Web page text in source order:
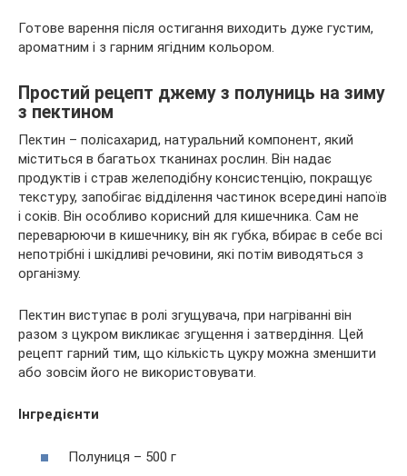
Готове варення після остигання виходить дуже густим,
ароматним і з гарним ягідним кольором.
Простий рецепт джему з полуниць на зиму
з пектином
Пектин – полісахарид, натуральний компонент, який
міститься в багатьох тканинах рослин. Він надає
продуктів і страв желеподібну консистенцію, покращує
текстуру, запобігає відділення частинок всередині напоїв
і соків. Він особливо корисний для кишечника. Сам не
переварюючи в кишечнику, він як губка, вбирає в себе всі
непотрібні і шкідливі речовини, які потім виводяться з
організму.
Пектин виступає в ролі згущувача, при нагріванні він
разом з цукром викликає згущення і затвердіння. Цей
рецепт гарний тим, що кількість цукру можна зменшити
або зовсім його не використовувати.
Інгредієнти
Полуниця – 500 г